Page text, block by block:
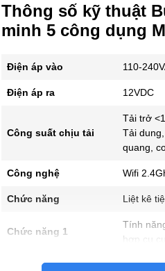
Thông số kỹ thuật
minh 5 công dụng
Điện áp vào 110-
Điện áp ra 12VDC
Công suất chịu tải
Tải trở
Tải
quang,
Công nghệ Wifi
Chức năng Liệt kê
Chức năng 1
Tính
hợp cụ cụ
Chất liệu Nhựa